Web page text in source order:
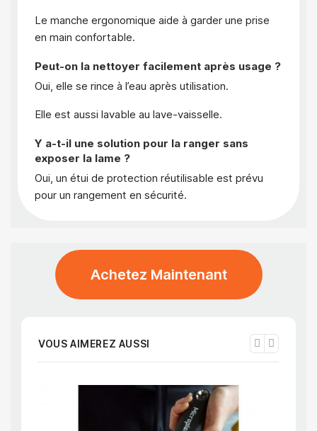
Le manche ergonomique aide à garder une prise
en main confortable.
Peut-on la nettoyer facilement après usage ?
Oui, elle se rince à l’eau après utilisation.
Elle est aussi lavable au lave-vaisselle.
Y a-t-il une solution pour la ranger sans
exposer la lame ?
Oui, un étui de protection réutilisable est prévu
pour un rangement en sécurité.
Achetez Maintenant
VOUS AIMEREZ AUSSI